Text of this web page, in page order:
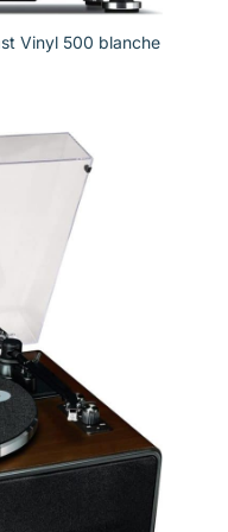
Vinyl 500 blanche